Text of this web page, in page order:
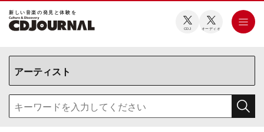
新しい⾳楽の発⾒と体験を
CDJ オーディオ